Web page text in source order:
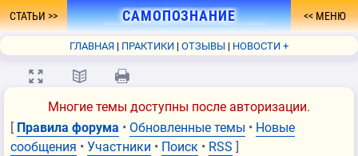
СТАТЬИ
САМОПОЗНАНИЕ
- ПУТЬ К ПРОСВЕТЛЕНИЮ
МЕНЮ
ГЛАВНАЯ ПРАКТИКИ ОТЗЫВЫ
НОВОСТИ +
💻 📖
🖨
Многие темы доступны после авторизации.
[ Правила форума • Обновленные темы • Новые
сообщения • Участники • Поиск • RSS ]